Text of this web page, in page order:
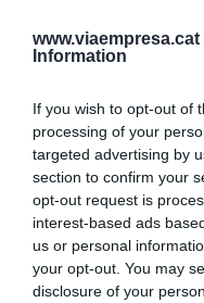
www.viaempresa.cat
Information
If you wish to opt-out of
processing of your
targeted advertising by
section to confirm your
opt-out request is
interest-based ads
us or personal
your opt-out. You may
disclosure of your
Google de
Estigues informat
ACTIVAR ARA